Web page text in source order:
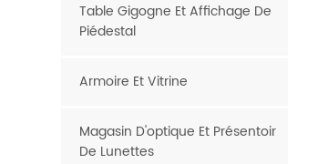
Table Gigogne Et Affichage De
Piédestal
Armoire Et Vitrine
Magasin D'optique Et Présentoir
De Lunettes